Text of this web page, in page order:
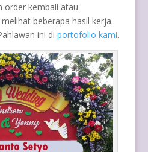
order kembali atau
beberapa hasil kerja
ini di portofolio kami.